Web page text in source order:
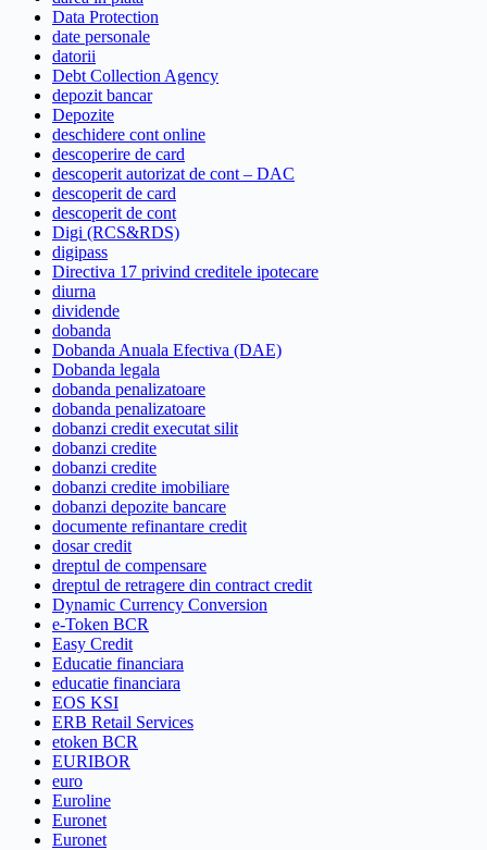
Data Protection
date personale
datorii
Debt Collection Agency
depozit bancar
Depozite
deschidere cont online
descoperire de card
descoperit autorizat de cont – DAC
descoperit de card
descoperit de cont
Digi (RCS&RDS)
digipass
Directiva 17 privind creditele ipotecare
diurna
dividende
dobanda
Dobanda Anuala Efectiva (DAE)
Dobanda legala
dobanda penalizatoare
dobanda penalizatoare
dobanzi credit executat silit
dobanzi credite
dobanzi credite
dobanzi credite imobiliare
dobanzi depozite bancare
documente refinantare credit
dosar credit
dreptul de compensare
dreptul de retragere din contract credit
Dynamic Currency Conversion
e-Token BCR
Easy Credit
Educatie financiara
educatie financiara
EOS KSI
ERB Retail Services
etoken BCR
EURIBOR
euro
Euroline
Euronet
Euronet